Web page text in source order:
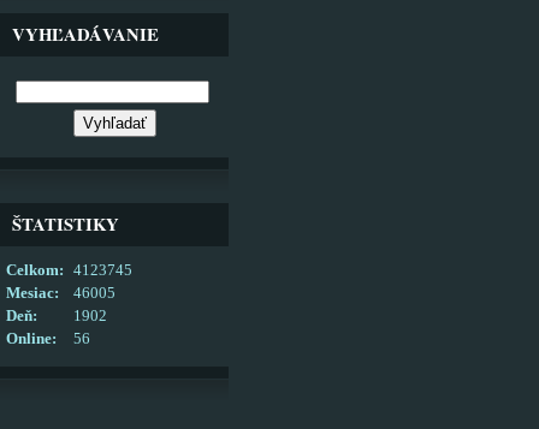
VYHĽADÁVANIE
ŠTATISTIKY
Online: 56
Celkom:
4123745
Mesiac:
46005
Deň:
1902